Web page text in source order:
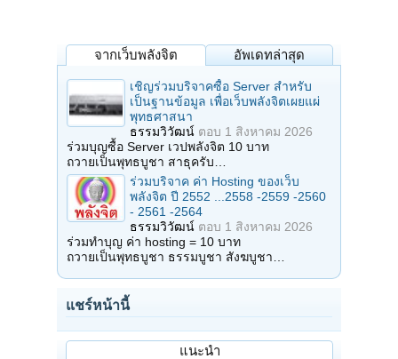
สิขี สัพพะหิโต สัตถา
เวสสะภู สุขะทายะโก
กะกุสันโธ สัตถะวาโห
โกนาคะมะโน ระณัญชะโห
กัสสะโป สิริสัมปันโน
โคตะโม สักยะปุงคะโว
พุทโธ สัพพัญญุตะญาโณ
มหาชนานุ กัมปะโก
ธัมโม โลกุตตะโร วะโร
สังโฆ มังคะผะลัฎโฐ จะ
อินทะสุวัณณะ ปารมี เถโร
อิจเจตัง ระตะนัตตะยัง
สัพพะทุกขา อุปัททะวา
อันตะรายา จะ นัสสันตุ
ปุญญะลาภะ มะหาเตโช
สัพพะ โสตภี ภะวันตุเม ติ
สวด ๓, ๗ หรือ ๙ จบ หรือจะสวดมากเท่าไรแล้วแต่สะดวกครับ_/\_
จากเว็บพลังจิต อัพเดทล่าสุด
เชิญร่วมบริจาคซื้อ Server สำหรับ
เป็นฐานข้อมูล เพื่อเว็บพลังจิตเผยแผ่
พุทธศาสนา
ธรรมวิวัฒน์ ตอบ 1 สิงหาคม 2026
ร่วมบุญซื้อ Server เวปพลังจิต 10 บาท
ถวายเป็นพุทธบูชา สาธุครับ…
ร่วมบริจาค ค่า Hosting ของเว็บ
พลังจิต ปี 2552 ...2558 -2559 -2560
- 2561 -2564
ธรรมวิวัฒน์ ตอบ 1 สิงหาคม 2026
ร่วมทำบุญ ค่า hosting = 10 บาท
ถวายเป็นพุทธบูชา ธรรมบูชา สังฆบูชา…
แชร์หน้านี้
แนะนำ